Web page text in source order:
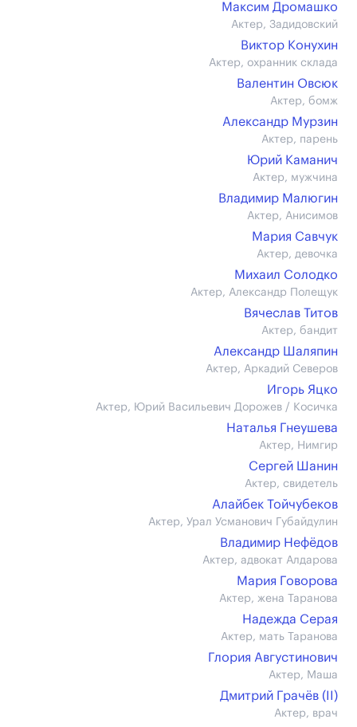
Максим Дромашко
Актер, Задидовский
Виктор Конухин
Актер, охранник склада
Валентин Овсюк
Актер, бомж
Александр Мурзин
Актер, парень
Юрий Каманич
Актер, мужчина
Владимир Малюгин
Актер, Анисимов
Мария Савчук
Актер, девочка
Михаил Солодко
Актер, Александр Полещук
Вячеслав Титов
Актер, бандит
Александр Шаляпин
Актер, Аркадий Северов
Игорь Яцко
Актер, Юрий Васильевич Дорожев / Косичка
Наталья Гнеушева
Актер, Нимгир
Сергей Шанин
Актер, свидетель
Алайбек Тойчубеков
Актер, Урал Усманович Губайдулин
Владимир Нефёдов
Актер, адвокат Алдарова
Мария Говорова
Актер, жена Таранова
Надежда Серая
Актер, мать Таранова
Глория Августинович
Актер, Маша
Дмитрий Грачёв (II)
Актер, врач